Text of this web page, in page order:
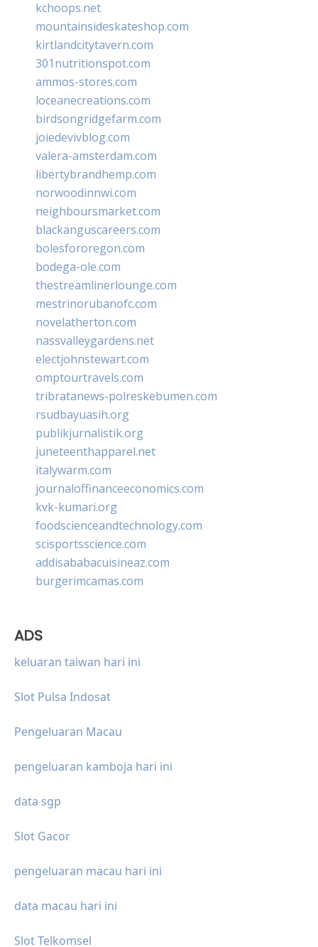
kchoops.net
mountainsideskateshop.com
kirtlandcitytavern.com
301nutritionspot.com
ammos-stores.com
loceanecreations.com
birdsongridgefarm.com
joiedevivblog.com
valera-amsterdam.com
libertybrandhemp.com
norwoodinnwi.com
neighboursmarket.com
blackanguscareers.com
bolesfororegon.com
bodega-ole.com
thestreamlinerlounge.com
mestrinorubanofc.com
novelatherton.com
nassvalleygardens.net
electjohnstewart.com
omptourtravels.com
tribratanews-polreskebumen.com
rsudbayuasih.org
publikjurnalistik.org
juneteenthapparel.net
italywarm.com
journaloffinanceeconomics.com
kvk-kumari.org
foodscienceandtechnology.com
scisportsscience.com
addisababacuisineaz.com
burgerimcamas.com
ADS
keluaran taiwan hari ini
Slot Pulsa Indosat
Pengeluaran Macau
pengeluaran kamboja hari ini
data sgp
Slot Gacor
pengeluaran macau hari ini
data macau hari ini
Slot Telkomsel